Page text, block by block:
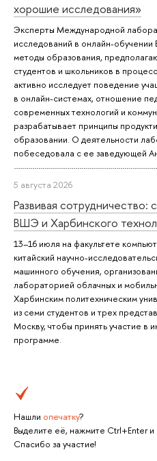
хорошие исследования»
Эксперты Международной
исследований в онлайн-
методы образования,
студентов и школьников в
активно исследует поведение
в онлайн-системах, отношение
современных технологий и
разрабатывает принципы
образовании. О деятельности
побеседовала с ее заведующей
5 августа 2026
Развивая
ВШЭ и Харбинского
13–16 июля на факультете
китайский научно-
машинного обучения,
лабораторией облачных и
Харбинским политехническим
из семи студентов и трех
Москву, чтобы принять участие в
программе.
Нашли опечатку?
Выделите её, нажмите Ctrl+Enter
Спасибо за участие!